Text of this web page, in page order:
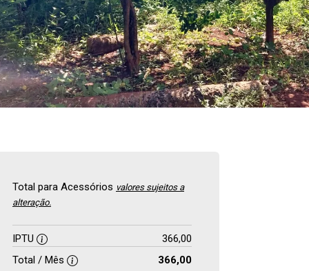
Total para Acessórios valores sujeitos a
alteração.
IPTU
366,00
Total / Mês
366,00